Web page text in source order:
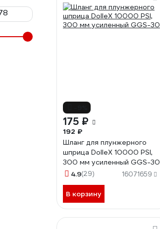
175 ₽
192 ₽
Шланг для плунжерного
шприца DolleX 10000 PSI,
300 мм усиленный GGS-30
4.9(29) 16071659
В корзину